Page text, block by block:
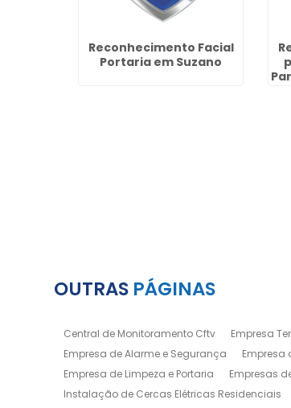
Reconhecimento Facial
Portaria em Suzano
OUTRAS PÁGINAS
Central de Monitoramento Cftv Empresa
Empresa de Alarme e Segurança
Empresa
Empresa de Limpeza e Portaria
Empresas
Instalação de Cercas Elétricas Residenciais